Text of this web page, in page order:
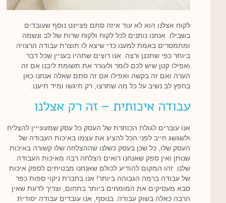
לקוח אצלנו הוא לא עוד איזה סתם פציינט נוסף שעובדים
בשבילו. אנחנו נותנים לכל לקוח ולקוח שרות של לב ונשמה
ומתמסרים באמת למענו כדי שיצא לו תוצרת עבודה הרצויה
ביותר כפי שתכנן ורצה. אנו רוצים שתהיו בעניין שכל דבר
ואפילו קטן שיש לכם לומר ולעורר את תשומת ליבנו אם זה
הערה ואם זה בקשה ואפילו אם זה סתם שאלה אנחנו כאן
בחפץ לב נשיב על כל מה שתרצו, רק תיגשו ומיד תיענו.
עבודה איכותית – זה רק אצלנו
אנו עוברים לגולת הכותרת של העסק כל עסק שמעונייין להצליח
ולשגשג חייב לפני הכל להציג את עצמו באיכות העבודה של
העסק שלו, כל שכן בעסק כשלנו שההצלחה שלו קשורה באיכות
שנותן ואין ספק שאנחנו רואים הצלחה רבה מאיכות העבודה
שלנו. זהו המקום להודיע לכולם שאנחנו מבטיחים לספק איכות
של עבודה ברמה הגבוהה ביותר! אנו בחברת ניקוי ספות כפר
סבא מעסיקים את המומחים ביותר בתחום, וצריך לדעת שאין
הרבה כאלה בשוק עבודה. בנוסף, אנו עובדים עבודה יסודית